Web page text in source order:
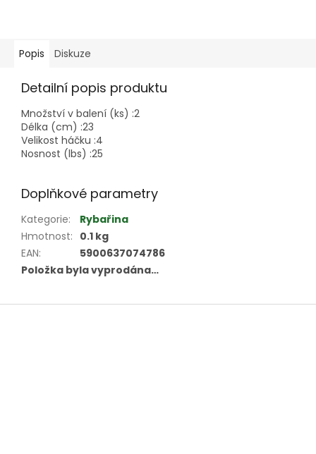
Popis Diskuze
Detailní popis produktu
Množství v balení (ks) :2
Délka (cm) :23
Velikost háčku :4
Nosnost (lbs) :25
Doplňkové parametry
Kategorie:
Rybařina
Hmotnost: 0.1 kg
EAN:
5900637074786
Položka byla vyprodána…
Z